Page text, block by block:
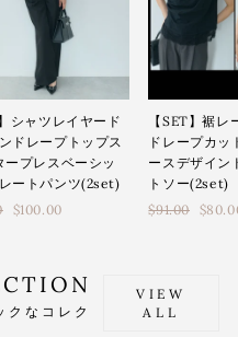
シャツレイヤード
ドレープトップス
ープレスベーシッ
ートパンツ(2set)
$100.00
【SET】裾
ドレープカッ
ースデザイン
トソー(2set)
通
$91.00
なコレク
VIEW
ALL